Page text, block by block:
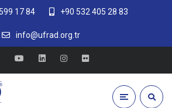
17 84 +90 532 405 28 83
info@ufrad.org.tr